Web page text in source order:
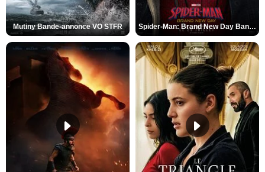
Mutiny Bande-annonce VO STFR Spider-Man: Brand New Day Bande-annonce VO STFR